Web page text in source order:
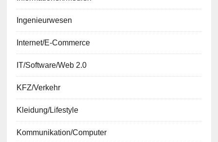
Ingenieurwesen
Internet/E-Commerce
IT/Software/Web 2.0
KFZ/Verkehr
Kleidung/Lifestyle
Kommunikation/Computer